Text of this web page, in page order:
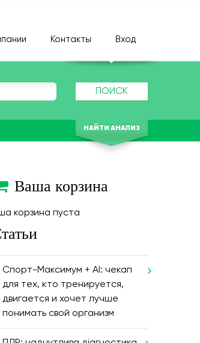
Контакты Вход
ПОИСК
НАЙТИ АНАЛИЗ
Ваша корзина
корзина пуста
Спорт-Максимум + AI: чекап
для тех, кто тренируется,
двигается и хочет лучше
понимать свой организм